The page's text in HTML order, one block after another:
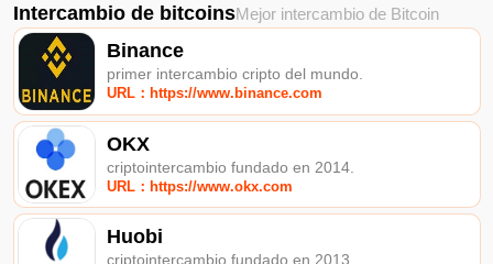
Intercambio de bitcoinsMejor intercambio de Bitcoin
Binance
primer intercambio cripto del mundo.
URL：https://www.binance.com
OKX
criptointercambio fundado en 2014.
URL：https://www.okx.com
Huobi
criptointercambio fundado en 2013.